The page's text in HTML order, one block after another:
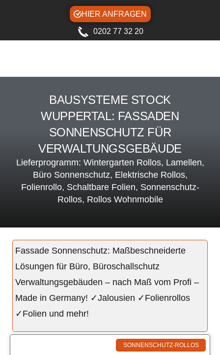
HIER ANFRAGEN
0202 77 32 20
BAUSYSTEME STOCK
WUPPERTAL: FASSADEN
SONNENSCHUTZ FÜR
VERWALTUNGSGEBÄUDE
Lieferprogramm: Wintergarten Rollos, Lamellen,
Büro Sonnenschutz, Elektrische Rollos,
Folienrollo, Schaltbare Folien, Sonnenschutz-
Rollos, Rollos Wohnmobile
Fassade Sonnenschutz: Maßbeschneiderte
Lösungen für Büro, Büroschallschutz
Verwaltungsgebäuden – nach Maß vom Profi –
Made in Germany! ✓Jalousien ✓Folienrollos
✓Folien und mehr!
SONNENSCHUTZ-ROLLOS